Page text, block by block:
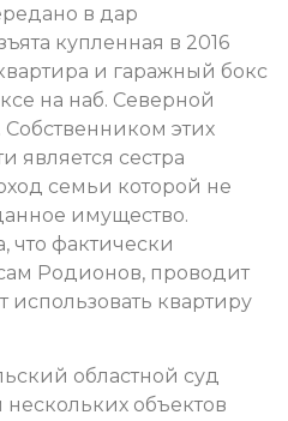
в дар
купленная в 2016
и гаражный бокс
на наб. Северной
этих
является сестра
семьи которой не
имущество.
фактически
Родионов, проводит
использовать квартиру
областной суд
объектов